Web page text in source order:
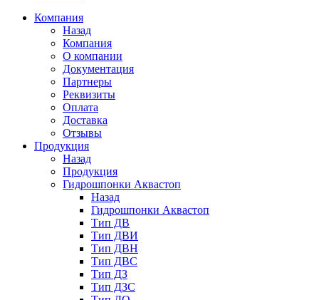
Компания
Назад
Компания
О компании
Документация
Партнеры
Реквизиты
Оплата
Доставка
Отзывы
Продукция
Назад
Продукция
Гидрошпонки Аквастоп
Назад
Гидрошпонки Аквастоп
Тип ДВ
Тип ДВИ
Тип ДВН
Тип ДВС
Тип ДЗ
Тип ДЗС